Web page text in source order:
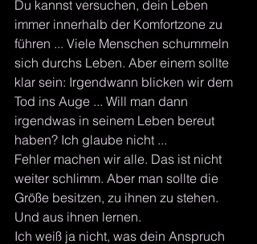
Du kannst versuchen, dein Leben
immer innerhalb der Komfortzone zu
führen ... Viele Menschen schummeln
sich durchs Leben. Aber einem sollte
klar sein: Irgendwann blicken wir dem
Tod ins Auge ... Will man dann
irgendwas in seinem Leben bereut
haben? Ich glaube nicht ...
Fehler machen wir alle. Das ist nicht
weiter schlimm. Aber man sollte die
Größe besitzen, zu ihnen zu stehen.
Und aus ihnen lernen.
Ich weiß ja nicht, was dein Anspruch